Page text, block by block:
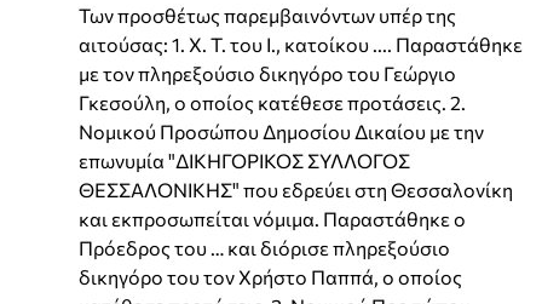
Των προσθέτως παρεμβαινόντων υπέρ της
αιτούσας: 1. Χ. Τ. του Ι., κατοίκου .... Παραστάθηκε
με τον πληρεξούσιο δικηγόρο του Γεώργιο
Γκεσούλη, ο οποίος κατέθεσε προτάσεις. 2.
Νομικού Προσώπου Δημοσίου Δικαίου με την
επωνυμία "ΔΙΚΗΓΟΡΙΚΟΣ ΣΥΛΛΟΓΟΣ
ΘΕΣΣΑΛΟΝΙΚΗΣ" που εδρεύει στη Θεσσαλονίκη
και εκπροσωπείται νόμιμα. Παραστάθηκε ο
Πρόεδρος του … και διόρισε πληρεξούσιο
δικηγόρο του τον Χρήστο Παππά, ο οποίος